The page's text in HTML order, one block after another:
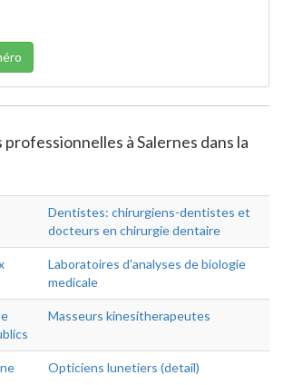
à Salernes dans la
Dentistes: chirurgiens-dentistes et
docteurs en chirurgie dentaire
Laboratoires d'analyses de biologie
medicale
Masseurs kinesitherapeutes
Opticiens lunetiers (detail)